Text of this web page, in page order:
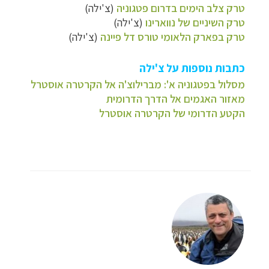
טרק צלב הימים בדרום פטגוניה (צ'ילה)
טרק השיניים של נווארינו (צ'ילה)
טרק בפארק הלאומי טורס דל פיינה (צ'ילה)
כתבות נוספות על צ'ילה
מסלול בפטגוניה א': מברילוצ'ה אל הקרטרה אוסטרל
מאזור האגמים אל הדרך הדרומית
הקטע הדרומי של הקרטרה אוסטרל